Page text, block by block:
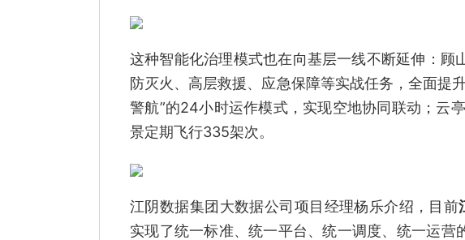
这种智能化治理模式也在向基层一线不断延伸：顾
防灭火、高层救援、应急保障等实战任务，全面提
警航”的24小时运作模式，实现空地协同联动；云
景定期飞行335架次。
江阴数据集团大数据公司项目经理杨乐介绍，目前
实现了统一标准、统一平台、统一调度、统一运